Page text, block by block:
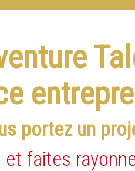
portez un
et faites